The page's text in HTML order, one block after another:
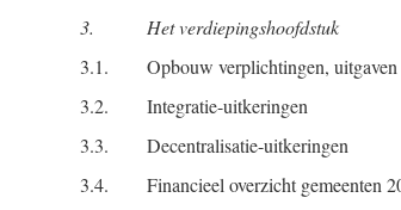
3. Het verdiepingshoofdstuk
3.1.
Opbouw verplichtingen,
3.2.
Integratie-uitkeringen
3.3.
Decentralisatie-uitkeringen
3.4.
Financieel overzicht gemeenten